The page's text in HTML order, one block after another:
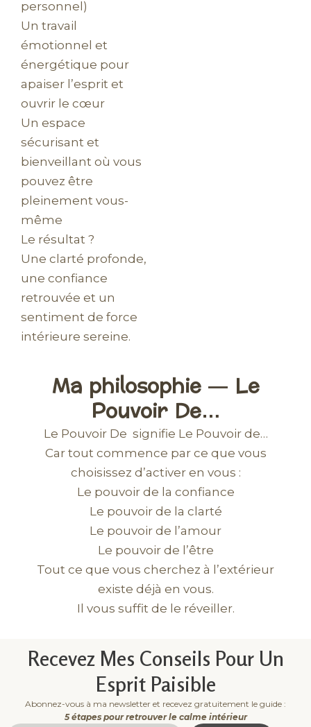
personnel)
Un travail
émotionnel et
énergétique pour
apaiser l’esprit et
ouvrir le cœur
Un espace
sécurisant et
bienveillant où vous
pouvez être
pleinement vous-
même
Le résultat ?
Une clarté profonde,
une confiance
retrouvée et un
sentiment de force
intérieure sereine.
Ma philosophie — Le
Pouvoir De…
Le Pouvoir De signifie Le Pouvoir de…
Car tout commence par ce que vous
choisissez d’activer en vous :
Le pouvoir de la confiance
Le pouvoir de la clarté
Le pouvoir de l’amour
Le pouvoir de l’être
Tout ce que vous cherchez à l’extérieur
existe déjà en vous.
Il vous suffit de le réveiller.
Recevez Mes Conseils Pour Un
Esprit Paisible
Abonnez-vous à ma newsletter et recevez gratuitement le guide :
5 étapes pour retrouver le calme intérieur